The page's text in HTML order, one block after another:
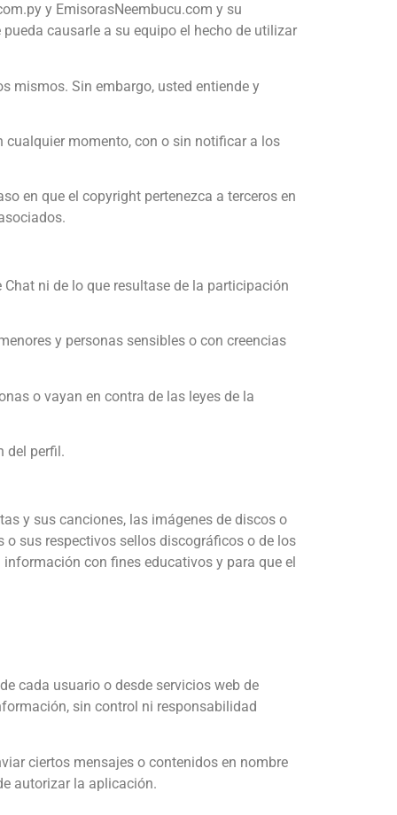
y EmisorasNeembucu.com y su
causarle a su equipo el hecho de utilizar
mismos. Sin embargo, usted entiende y
cualquier momento, con o sin notificar a los
en que el copyright pertenezca a terceros en
ni de lo que resultase de la participación
y personas sensibles o con creencias
o vayan en contra de las leyes de la
del perfil.
y sus canciones, las imágenes de discos o
o sus respectivos sellos discográficos o de los
con fines educativos y para que el
cada usuario o desde servicios web de
sin control ni responsabilidad
ciertos mensajes o contenidos en nombre
autorizar la aplicación.